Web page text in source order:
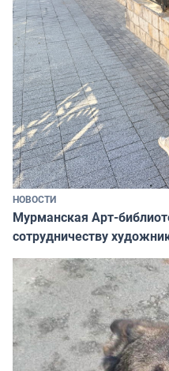
НОВОСТИ
Мурманская Арт-
сотрудничеству